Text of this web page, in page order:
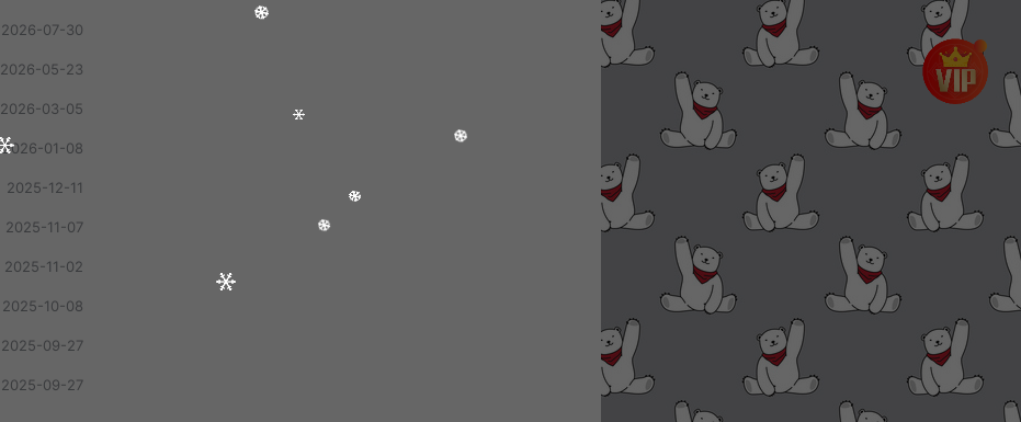
2026-07-30
2026-05-23
2026-03-05
2026-01-08
2025-12-11
2025-11-07
2025-11-02
2025-10-08
2025-09-27
2025-09-27